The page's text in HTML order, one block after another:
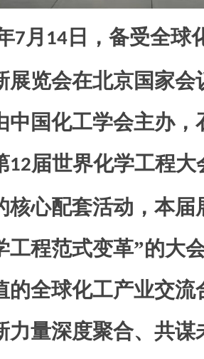
7 月 14 日，备受全球
展览会在北京国家
中国化工学会主办
12届世界化学工程大
核心配套活动，本届
工程范式变革”的大
的全球化工产业交流
力量深度聚合、共谋